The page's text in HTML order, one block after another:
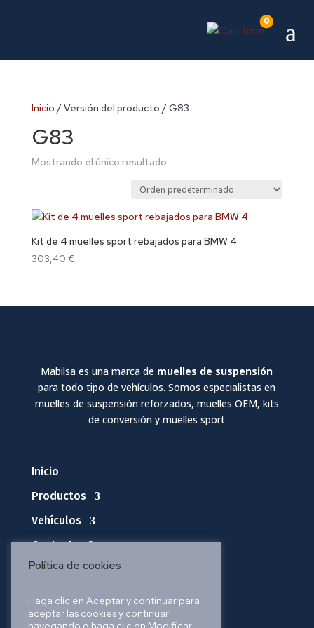
0 a
Inicio / Versión del producto / G83
G83
Mostrando el único resultado
Kit de 4 muelles sport rebajados para BMW 4
303,40 €
Mabilsa es una marca de muelles de suspensión
para todo tipo de vehículos. Somos especialistas en
muelles de suspensión reforzados, muelles OEM, kits
de conversión y muelles sport
Inicio
Productos
Vehículos
Contacto
Política de cookies
Política de cookies
Haga clic en Aceptar y continuar para
aceptar las cookies y continuar